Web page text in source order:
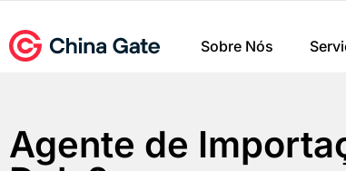
Sobre Nós
Agente de